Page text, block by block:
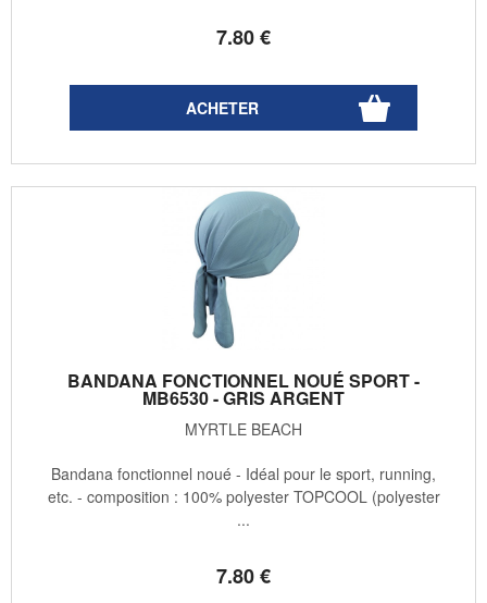
7.80€
BANDANA FONCTIONNEL NOUÉ SPORT -
MB6530 - GRIS ARGENT
MYRTLE BEACH
7.80€
Bandana fonctionnel noué - Idéal pour le sport, running,
etc. - composition : 100% polyester TOPCOOL (polyester
...